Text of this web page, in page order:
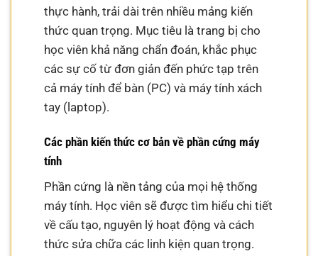
thực hành, trải dài trên nhiều mảng kiến
thức quan trọng. Mục tiêu là trang bị cho
học viên khả năng chẩn đoán, khắc phục
các sự cố từ đơn giản đến phức tạp trên
cả máy tính để bàn (PC) và máy tính xách
tay (laptop).
Các phần kiến thức cơ bản về phần cứng máy
tính
Phần cứng là nền tảng của mọi hệ thống
máy tính. Học viên sẽ được tìm hiểu chi tiết
về cấu tạo, nguyên lý hoạt động và cách
thức sửa chữa các linh kiện quan trọng.